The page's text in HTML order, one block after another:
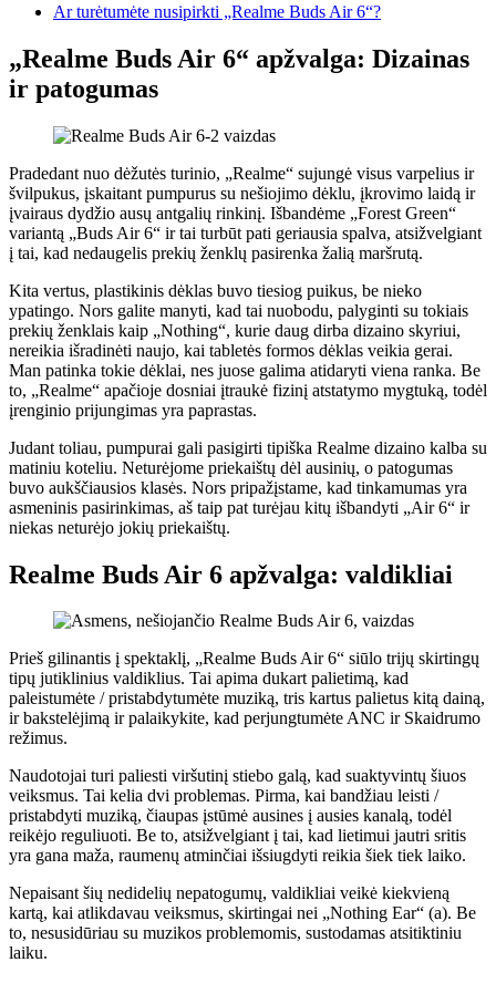
Ar turėtumėte nusipirkti „Realme Buds Air 6“?
„Realme Buds Air 6“ apžvalga: Dizainas
ir patogumas
Pradedant nuo dėžutės turinio, „Realme“ sujungė visus varpelius ir
švilpukus, įskaitant pumpurus su nešiojimo dėklu, įkrovimo laidą ir
įvairaus dydžio ausų antgalių rinkinį. Išbandėme „Forest Green“
variantą „Buds Air 6“ ir tai turbūt pati geriausia spalva, atsižvelgiant
į tai, kad nedaugelis prekių ženklų pasirenka žalią maršrutą.
Kita vertus, plastikinis dėklas buvo tiesiog puikus, be nieko
ypatingo. Nors galite manyti, kad tai nuobodu, palyginti su tokiais
prekių ženklais kaip „Nothing“, kurie daug dirba dizaino skyriui,
nereikia išradinėti naujo, kai tabletės formos dėklas veikia gerai.
Man patinka tokie dėklai, nes juose galima atidaryti viena ranka. Be
to, „Realme“ apačioje dosniai įtraukė fizinį atstatymo mygtuką, todėl
įrenginio prijungimas yra paprastas.
Judant toliau, pumpurai gali pasigirti tipiška Realme dizaino kalba su
matiniu koteliu. Neturėjome priekaištų dėl ausinių, o patogumas
buvo aukščiausios klasės. Nors pripažįstame, kad tinkamumas yra
asmeninis pasirinkimas, aš taip pat turėjau kitų išbandyti „Air 6“ ir
niekas neturėjo jokių priekaištų.
Realme Buds Air 6 apžvalga: valdikliai
Prieš gilinantis į spektaklį, „Realme Buds Air 6“ siūlo trijų skirtingų
tipų jutiklinius valdiklius. Tai apima dukart palietimą, kad
paleistumėte / pristabdytumėte muziką, tris kartus palietus kitą dainą,
ir bakstelėjimą ir palaikykite, kad perjungtumėte ANC ir Skaidrumo
režimus.
Naudotojai turi paliesti viršutinį stiebo galą, kad suaktyvintų šiuos
veiksmus. Tai kelia dvi problemas. Pirma, kai bandžiau leisti /
pristabdyti muziką, čiaupas įstūmė ausines į ausies kanalą, todėl
reikėjo reguliuoti. Be to, atsižvelgiant į tai, kad lietimui jautri sritis
yra gana maža, raumenų atminčiai išsiugdyti reikia šiek tiek laiko.
Nepaisant šių nedidelių nepatogumų, valdikliai veikė kiekvieną
kartą, kai atlikdavau veiksmus, skirtingai nei „Nothing Ear“ (a). Be
to, nesusidūriau su muzikos problemomis, sustodamas atsitiktiniu
laiku.